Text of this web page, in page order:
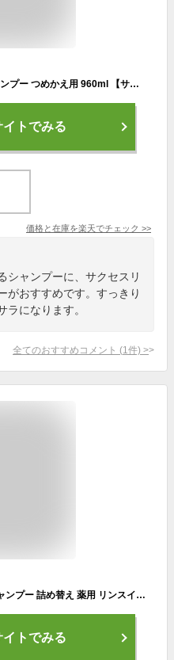
サクセス リンスのいらない薬用シャンプー つめかえ用 960ml 【サクセス】 男性化粧品(メンズコスメ)ヘアケア・カラー
トでみる
価格と在庫を楽天でチェック >>
シャンプーに、サクセスリ
がおすすめです。すっきり
ラになります。
全てのおすすめコメント (1 件) >
【エントリーでP10倍】スカルプシャンプー 詰め替え 薬用 リンスインタイプ 1000ml×2個セット【大容量2リットル・詰替用】医薬部外品 熊野油脂
トでみる